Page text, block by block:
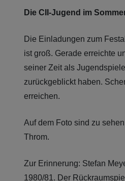
Die CII-Jugend im
Die Einladungen zum
ist groß. Gerade erreichte
seiner Zeit als
zurückgeblickt haben.
erreichen.
Auf dem Foto sind zu
Throm.
Zur Erinnerung: Stefan
1980/81. Der